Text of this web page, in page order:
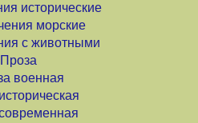
исторические
морские
с животными
Проза
военная